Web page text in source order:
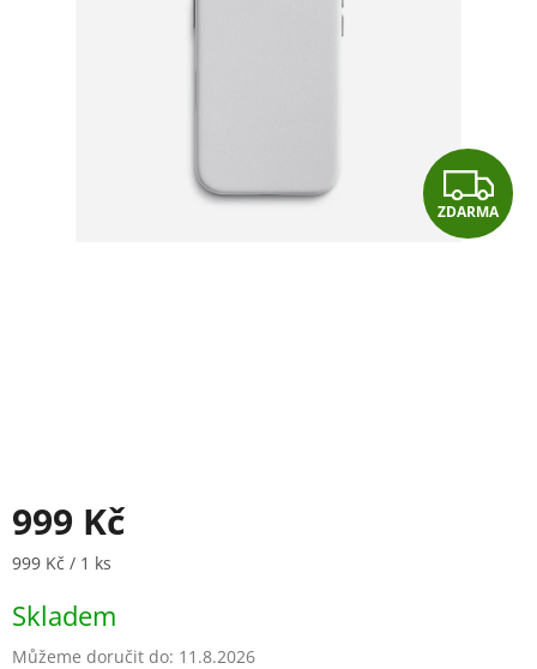
Z
D
ZDARMA
999 Kč
Měrná cena:
999 Kč / 1 ks
Skladem
Můžeme doručit do: 11.8.2026